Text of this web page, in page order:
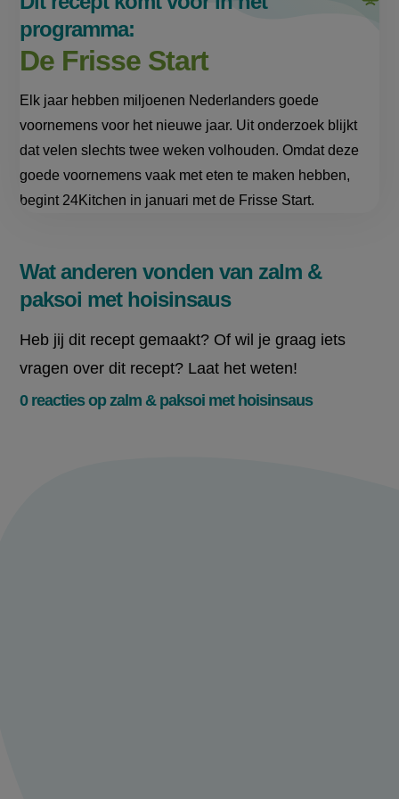
programma:
De Frisse Start
Elk jaar hebben miljoenen Nederlanders goede
voornemens voor het nieuwe jaar. Uit onderzoek blijkt
dat velen slechts twee weken volhouden. Omdat deze
goede voornemens vaak met eten te maken hebben,
begint 24Kitchen in januari met de Frisse Start.
Wat anderen vonden van zalm &
paksoi met hoisinsaus
Heb jij dit recept gemaakt? Of wil je graag iets
vragen over dit recept? Laat het weten!
0 reacties op zalm & paksoi met hoisinsaus